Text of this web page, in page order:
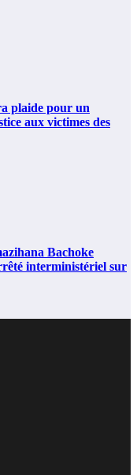
plaide pour un
aux victimes des
Bachoke
interministériel sur